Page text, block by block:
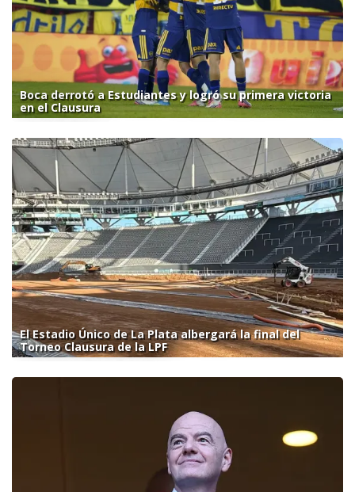
Boca derrotó a Estudiantes y logró su primera victoria
en el Clausura
El Estadio Único de La Plata albergará la final del
Torneo Clausura de la LPF